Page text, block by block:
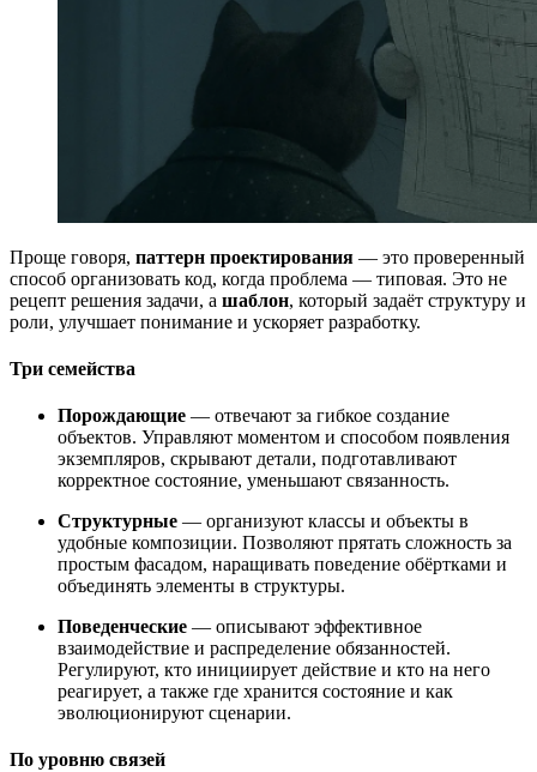
Проще говоря, паттерн проектирования — это проверенный
способ организовать код, когда проблема — типовая. Это не
рецепт решения задачи, а шаблон, который задаёт структуру и
роли, улучшает понимание и ускоряет разработку.
Три семейства
Порождающие — отвечают за гибкое создание
объектов. Управляют моментом и способом появления
экземпляров, скрывают детали, подготавливают
корректное состояние, уменьшают связанность.
Структурные — организуют классы и объекты в
удобные композиции. Позволяют прятать сложность за
простым фасадом, наращивать поведение обёртками и
объединять элементы в структуры.
Поведенческие — описывают эффективное
взаимодействие и распределение обязанностей.
Регулируют, кто инициирует действие и кто на него
реагирует, а также где хранится состояние и как
эволюционируют сценарии.
По уровню связей